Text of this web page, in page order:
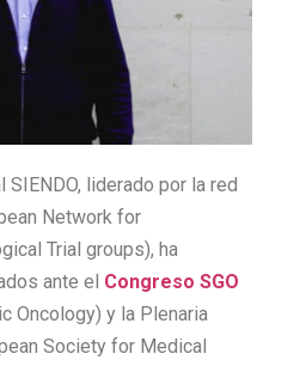
SIENDO, liderado por la red
Network for
Trial groups), ha
ante el Congreso SGO
Oncology) y la Plenaria
Society for Medical